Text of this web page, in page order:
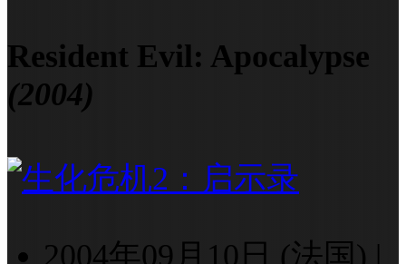
Resident Evil: Apocalypse
(2004)
2004年09月10日 (法国) |